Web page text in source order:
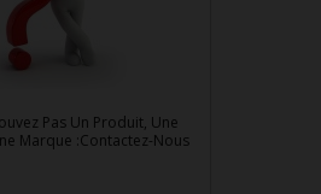
Pas Un Produit, Une
Marque :Contactez-Nous